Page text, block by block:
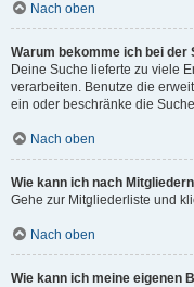
Nach oben
Warum bekomme ich bei der
Deine Suche lieferte zu viele
verarbeiten. Benutze die
ein oder beschränke die
Nach oben
Wie kann ich nach
Gehe zur Mitgliederliste und
Nach oben
Wie kann ich meine eigenen